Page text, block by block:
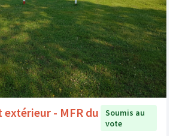
- MFR du
Soumis au
vote